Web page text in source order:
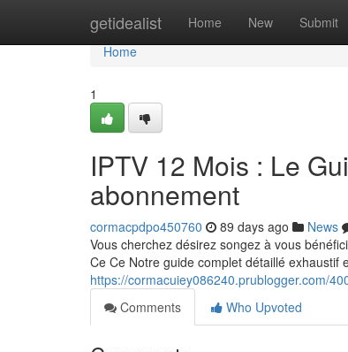
getidealist Home New Submit
Home
Home
1
IPTV 12 Mois : Le
abonnement
cormacpdpo450760 89 days ago News
Vous cherchez désirez songez à vous
Ce Ce Notre guide complet détaillé exhaustif
https://cormacuiey086240.prublogger.com/
Comments
Who Upvoted